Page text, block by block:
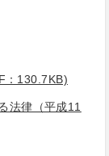
：130.7KB)
法律（平成11